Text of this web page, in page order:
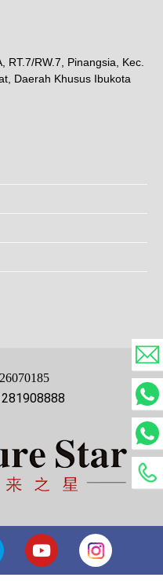
RT.7/RW.7, Pinangsia, Kec.
Daerah Khusus Ibukota